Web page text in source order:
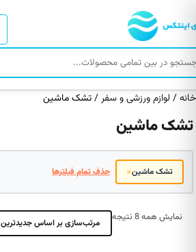
خانه/ لوازم ورزشی و سفر/ تشک ماشین
تشک ماشین
تشک ماشین× حذف تمام فیلترها
نمایش همه 8 نتیجه
مرتب‌سازی
بر
مرتب‌سازی بر اساس جدیدترین